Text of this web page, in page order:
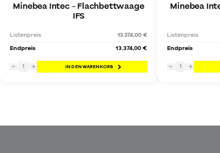
Minebea Intec–Flachbettwaage
IFS
Listenpreis
13.374,00 €
Endpreis
13.374,00 €
− 1 + IN DEN WARENKORB
Minebea
Listenpreis
Endpreis
− 1 +